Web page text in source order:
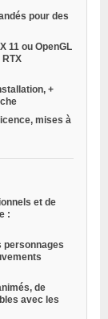
pour des
11 ou OpenGL
RTX
+
mises à
et de
:
personnages
de
avec les